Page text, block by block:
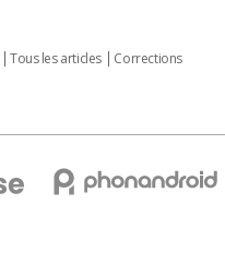
Tous les articles
Corrections